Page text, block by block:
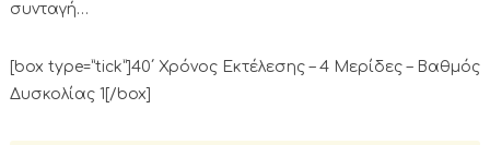
συνταγή…
[box type=”tick”]40΄ Χρόνος Εκτέλεσης – 4 Μερίδες – Βαθμός
Δυσκολίας 1[/box]